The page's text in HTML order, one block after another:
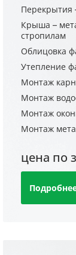
Перекрытия
Крыша –
стропилам
Облицовка
Утепление
Монтаж
Монтаж
Монтаж
Монтаж
цена по